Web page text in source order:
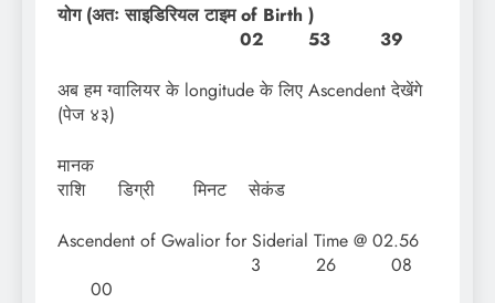
योग (अतः साइडिरियल टाइम of Birth )
02 53 39
अब हम ग्वालियर के longitude के लिए Ascendent देखेंगे
(पेज ४३)
राशि डिग्री मिनट सेकंड
Ascendent of Gwalior for Siderial Time @ 02.56
3 26 08
00